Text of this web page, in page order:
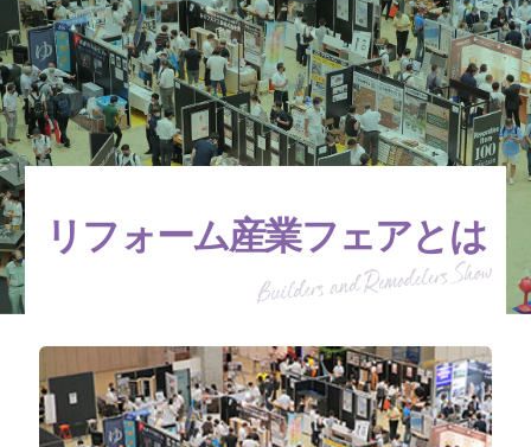
リフォーム産業フェアとは